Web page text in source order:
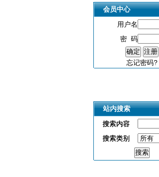
会员中心
用户名
密 码
忘记密码?
站内搜索
搜索内容
搜索类别
站内搜索
搜索内容
搜索类别